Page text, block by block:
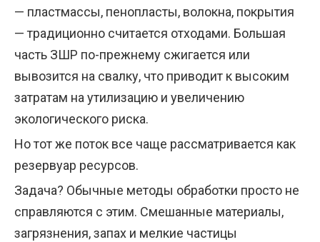
— пластмассы, пенопласты, волокна, покрытия
— традиционно считается отходами. Большая
часть ЗШР по-прежнему сжигается или
вывозится на свалку, что приводит к высоким
затратам на утилизацию и увеличению
экологического риска.
Но тот же поток все чаще рассматривается как
резервуар ресурсов.
Задача? Обычные методы обработки просто не
справляются с этим. Смешанные материалы,
загрязнения, запах и мелкие частицы